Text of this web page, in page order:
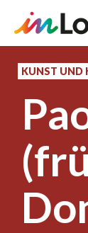
zumKUNST UND